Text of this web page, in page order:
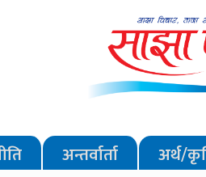
अन्तर्वार्ता अर्थ/